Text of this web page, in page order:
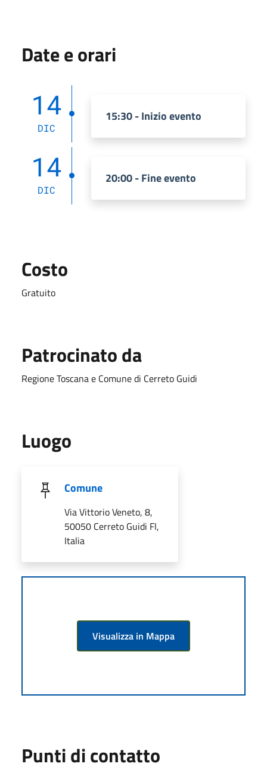
Date e orari
14
DIC
15:30 - Inizio evento
14
DIC
20:00 - Fine evento
Costo
Gratuito
Patrocinato da
Regione Toscana e Comune di Cerreto Guidi
Luogo
Comune
Via Vittorio Veneto, 8,
50050 Cerreto Guidi FI,
Italia
Visualizza in Mappa
Punti di contatto